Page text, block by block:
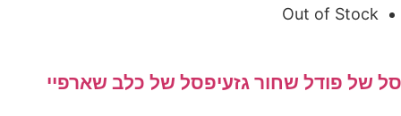
Out of Stock
של פודל שחור גזעיפסל של כלב שארפיי